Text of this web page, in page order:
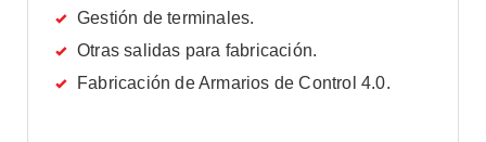
Gestión de terminales.
Otras salidas para fabricación.
Fabricación de Armarios de Control 4.0.